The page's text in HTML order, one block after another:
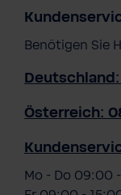
Benötigen Sie
Deutschland:
Österreich:
Mo - Do 09:00